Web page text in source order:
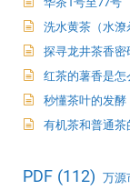
洗水黄茶（水潦
探寻龙井茶香
红茶的薯香是
秒懂茶叶的发酵
有机茶和普通茶
PDF (112) 万源